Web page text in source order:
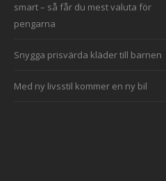
smart – så får du mest valuta för
pengarna
Snygga prisvärda kläder till barnen
Med ny livsstil kommer en ny bil